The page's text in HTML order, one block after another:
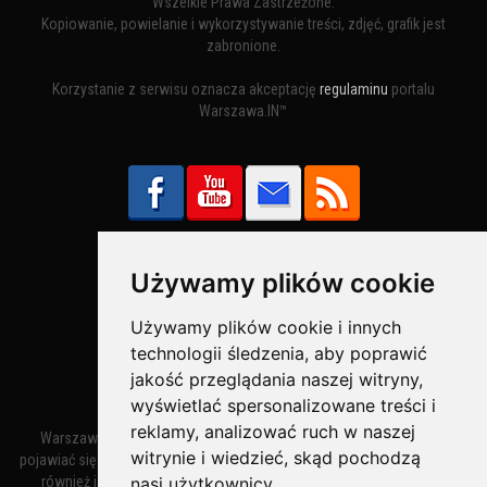
Używamy plików cookie
Używamy plików cookie i innych
technologii śledzenia, aby poprawić
jakość przeglądania naszej witryny,
wyświetlać spersonalizowane treści i
reklamy, analizować ruch w naszej
witrynie i wiedzieć, skąd pochodzą
Kopiowanie, powielanie i wykorzystywanie treści, zdjęć, grafik jest
zabronione.
Korzystanie z serwisu oznacza akceptację regulaminu portalu
Warszawa.IN™
Bezpieczne Płatności obsługuje:
Warszawa – miasto stołeczne Warszawa. Nazwa miasta zaczęła
pojawiać się w dokumentach w XIV wieku jako Warszewa, a od XV wieku
również jako Warszowa. Zmiana nazwy na Warszawa w XV wieku